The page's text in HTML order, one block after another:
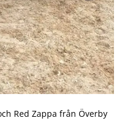
Red Zappa från Överby